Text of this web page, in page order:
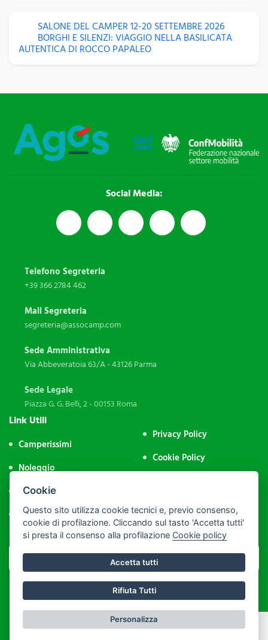
SALONE DEL CAMPER 12-20 SETTEMBRE 2026
BORGHI E SILENZI: VIAGGIO NELLA BASILICATA
AUTENTICA DI ROCCO PAPALEO
Social Media:
Telefono Segreteria
+39 366 2784 462
Mail Segreteria
segreteria@assocamp.com
Sede Amministrativa
Via Abbeveratoia 63/A - 43126 Parma
Sede Legale
Piazza G. G. Belli, 2 - 00153 Roma
Link Utili
Camperissimi
Noleggio
Aree Sosta
Contatti
Privacy Policy
Cookie Policy
Area Riservata
P.IVA: 09974231004 - PEC: assocamp@legalmail.it - C.F.: 92043500286
Cookie
Questo sito utilizza cookie tecnici e, previo consenso,
cookie di profilazione. Cliccando sul tasto 'Accetta tutti'
si presta il consenso alla profilazione Cookie policy
Accetta tutti
Rifiuta Tutti
Personalizza